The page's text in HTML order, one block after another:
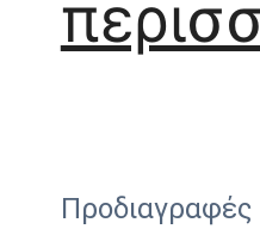
Προδιαγραφές